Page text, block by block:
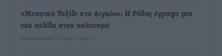
«Μουσικό Ταξίδι στο Αιγαίο»: Η Ρόδος έγραψε μια
νέα σελίδα στον πολιτισμό
Πολιτιστικά πριν 5 ώρες